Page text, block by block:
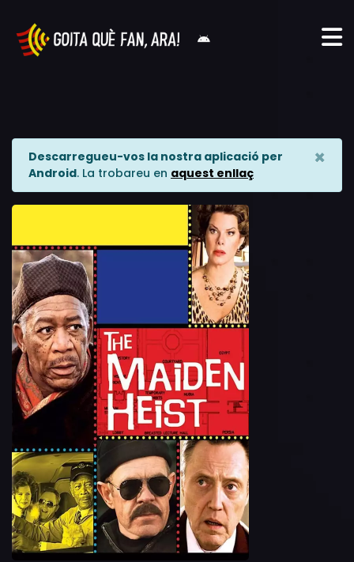
Descarregueu-vos la nostra aplicació per
Android. La trobareu en aquest enllaç
×